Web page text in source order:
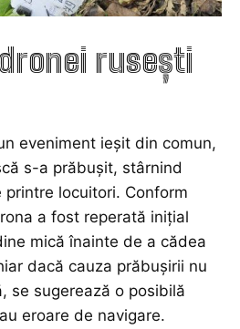
rusești
eveniment ieșit din comun,
s-a prăbușit, stârnind
printre locuitori. Conform
a fost reperată inițial
mică înainte de a cădea
dacă cauza prăbușirii nu
se sugerează o posibilă
eroare de navigare.